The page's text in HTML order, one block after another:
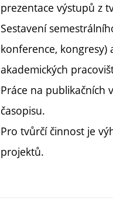
prezentace výstupů z
Sestavení
konference,
akademických
Práce na publikačních
časopisu.
Pro tvůrčí činnost je
projektů.